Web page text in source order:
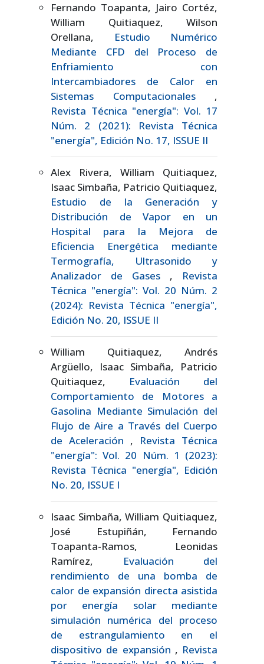
Fernando Toapanta, Jairo Cortéz,
William Quitiaquez, Wilson
Orellana,
Estudio Numérico
Mediante CFD del Proceso de
Enfriamiento con
Intercambiadores de Calor en
Sistemas Computacionales ,
Revista Técnica "energía": Vol. 17
Núm. 2 (2021): Revista Técnica
"energía", Edición No. 17, ISSUE II
Alex Rivera, William Quitiaquez,
Isaac Simbaña, Patricio Quitiaquez,
Estudio de la Generación y
Distribución de Vapor en un
Hospital para la Mejora de
Eficiencia Energética mediante
Termografía, Ultrasonido y
Analizador de Gases , Revista
Técnica "energía": Vol. 20 Núm. 2
(2024): Revista Técnica "energía",
Edición No. 20, ISSUE II
William Quitiaquez, Andrés
Argüello, Isaac Simbaña, Patricio
Quitiaquez, Evaluación del
Comportamiento de Motores a
Gasolina Mediante Simulación del
Flujo de Aire a Través del Cuerpo
de Aceleración , Revista Técnica
"energía": Vol. 20 Núm. 1 (2023):
Revista Técnica "energía", Edición
No. 20, ISSUE I
Isaac Simbaña, William Quitiaquez,
José Estupiñán, Fernando
Toapanta-Ramos, Leonidas
Ramírez,
Evaluación del
rendimiento de una bomba de
calor de expansión directa asistida
por energía solar mediante
simulación numérica del proceso
de estrangulamiento en el
dispositivo de expansión , Revista